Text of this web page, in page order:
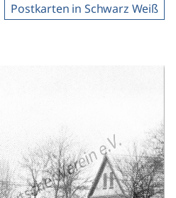
Postkarten in Schwarz Weiß